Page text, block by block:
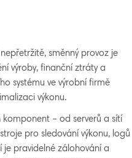
směnný provoz je
výroby, finanční ztráty a
systému ve výrobní firmě
výkonu.
komponent – od serverů a sítí
pro sledování výkonu, logů
pravidelné zálohování a